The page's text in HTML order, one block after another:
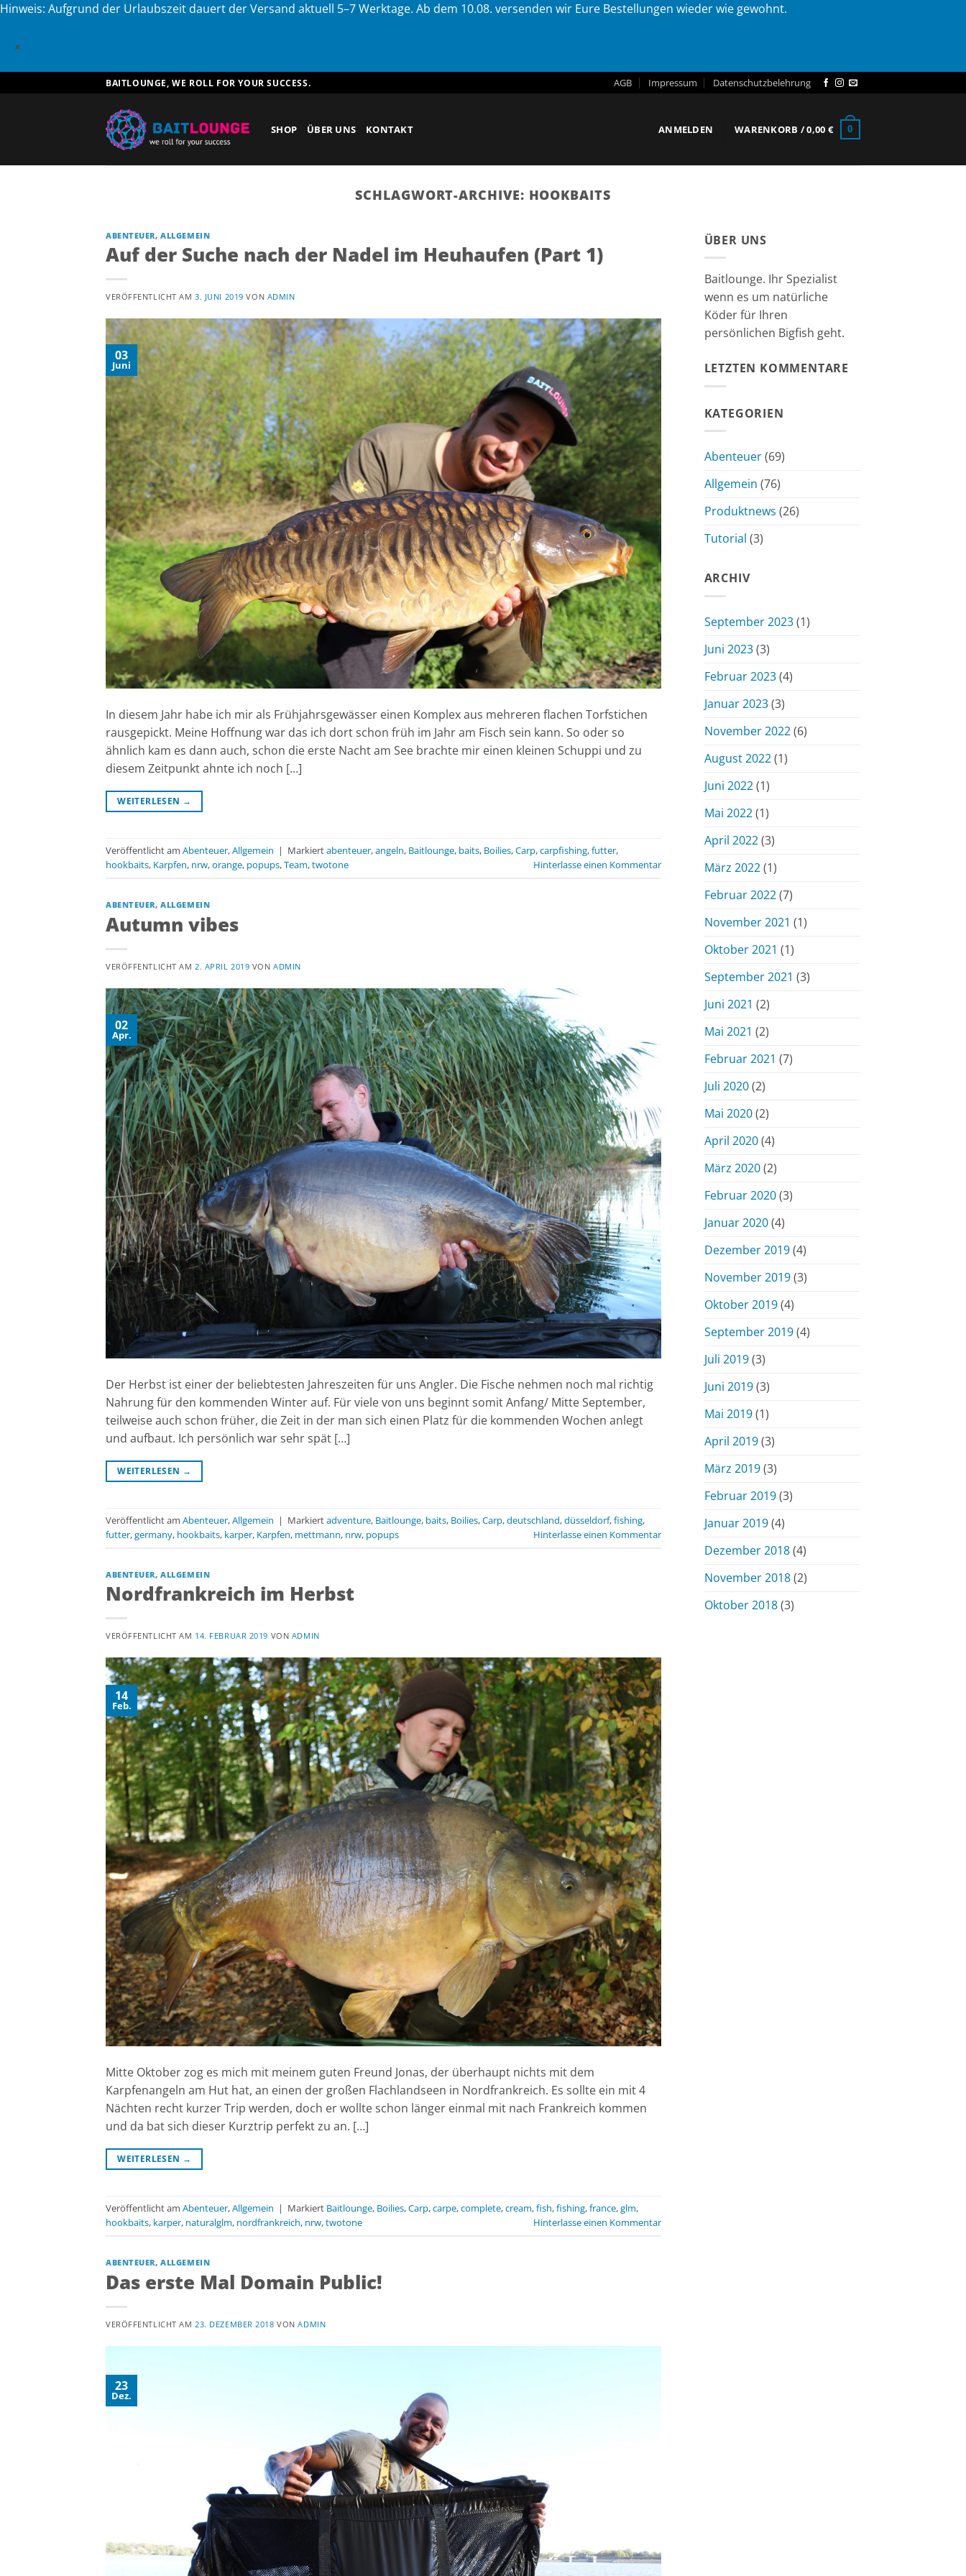
Hinweis: Aufgrund der Urlaubszeit dauert der Versand aktuell 5–7 Werktage. Ab dem 10.08. versenden wir Eure Bestellungen wieder wie gewohnt.
×
Inhalt
BAITLOUNGE, WE ROLL FOR YOUR SUCCESS. AGB Impressum Datenschutzbelehrung
SHOP ÜBER UNS KONTAKT ANMELDEN WARENKORB /0,00 € 0
SCHLAGWORT-ARCHIVE: HOOKBAITS
ABENTEUER,ALLGEMEIN
Auf der Suche nach der Nadel im Heuhaufen (Part 1)
VERÖFFENTLICHT AM3. JUNI 2019 VON ADMIN
03
Juni
In diesem Jahr habe ich mir als Frühjahrsgewässer einen Komplex aus mehreren flachen Torfstichen
rausgepickt. Meine Hoffnung war das ich dort schon früh im Jahr am Fisch sein kann. So oder so
ähnlich kam es dann auch, schon die erste Nacht am See brachte mir einen kleinen Schuppi und zu
diesem Zeitpunkt ahnte ich noch […]
WEITERLESEN →
Veröffentlicht am Abenteuer,Allgemein | Markiertabenteuer,angeln, Baitlounge, baits, Boilies,Carp,carpfishing,futter,
hookbaits, Karpfen, nrw,orange, popups,Team,twotone Hinterlasse einen Kommentar
ABENTEUER,ALLGEMEIN
Autumn vibes
VERÖFFENTLICHT AM 2. APRIL 2019 VONADMIN
02
Apr.
Der Herbst ist einer der beliebtesten Jahreszeiten für uns Angler. Die Fische nehmen noch mal richtig
Nahrung für den kommenden Winter auf. Für viele von uns beginnt somit Anfang/ Mitte September,
teilweise auch schon früher, die Zeit in der man sich einen Platz für die kommenden Wochen anlegt
und aufbaut. Ich persönlich war sehr spät […]
WEITERLESEN →
Veröffentlicht am Abenteuer,Allgemein | Markiertadventure, Baitlounge, baits, Boilies,Carp,deutschland,düsseldorf,fishing,
futter,germany, hookbaits, karper, Karpfen, mettmann, nrw, popups Hinterlasse einen Kommentar
ABENTEUER,ALLGEMEIN
Nordfrankreich im Herbst
VERÖFFENTLICHT AM 14. FEBRUAR 2019 VON ADMIN
14
Feb.
Mitte Oktober zog es mich mit meinem guten Freund Jonas, der überhaupt nichts mit dem
Karpfenangeln am Hut hat, an einen der großen Flachlandseen in Nordfrankreich. Es sollte ein mit 4
Nächten recht kurzer Trip werden, doch er wollte schon länger einmal mit nach Frankreich kommen
und da bat sich dieser Kurztrip perfekt zu an. […]
WEITERLESEN →
Veröffentlicht am Abenteuer,Allgemein | Markiert Baitlounge, Boilies,Carp,carpe,complete,cream,fish,fishing,france,glm,
hookbaits, karper, naturalglm, nordfrankreich, nrw,twotone Hinterlasse einen Kommentar
ABENTEUER,ALLGEMEIN
Das erste Mal Domain Public!
VERÖFFENTLICHT AM 23. DEZEMBER 2018 VONADMIN
23
Dez.
ÜBER UNS
Baitlounge. Ihr Spezialist
wenn es um natürliche
Köder für Ihren
persönlichen Bigfish geht.
LETZTEN KOMMENTARE
KATEGORIEN
Abenteuer(69)
Allgemein (76)
Produktnews (26)
Tutorial (3)
ARCHIV
September 2023(1)
Juni 2023(3)
Februar 2023(4)
Januar 2023(3)
November 2022(6)
August 2022(1)
Juni 2022(1)
Mai 2022(1)
April 2022(3)
März 2022(1)
Februar 2022(7)
November 2021 (1)
Oktober 2021 (1)
September 2021 (3)
Juni 2021 (2)
Mai 2021 (2)
Februar 2021 (7)
Juli 2020(2)
Mai 2020(2)
April 2020(4)
März 2020(2)
Februar 2020(3)
Januar 2020(4)
Dezember 2019(4)
November 2019(3)
Oktober 2019(4)
September 2019(4)
Juli 2019(3)
Juni 2019(3)
Mai 2019(1)
April 2019(3)
März 2019(3)
Februar 2019(3)
Januar 2019(4)
Dezember 2018(4)
November 2018(2)
Oktober 2018(3)